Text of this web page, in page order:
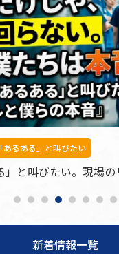
い
いるだけの人」と「現場を回しているあなた」の決定的な違い
新着情報一覧